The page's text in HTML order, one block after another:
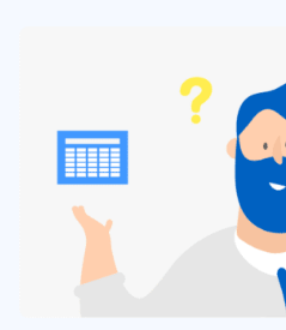
Mitarbeiterbereitschaft
Audit-Trails
Einblicke
Kompetenzlücken-Analysen
Verpackung
Canpack
Kontaktieren Sie uns